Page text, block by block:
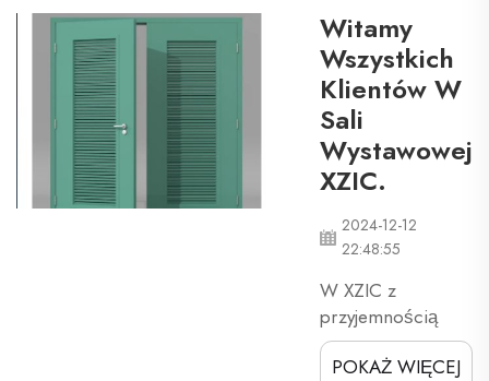
rodzaje materiałów,
które mogą być
używane w
konstrukcji drzwi
ognioodpornych,
które to: Stal i
Drewno. Te drzwi
mają kluczowe
zadanie ochrony ...
Witamy
Wszystkich
Klientów W
Sali
Wystawowej
XZIC.
2024-12-12
22:48:55
W XZIC z
przyjemnością
zapraszamy
wszystkich klientów
POKAŻ WIĘCEJ